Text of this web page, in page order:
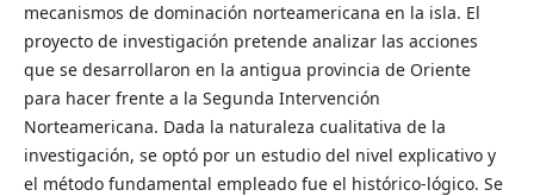
mecanismos de dominación norteamericana en la isla. El
proyecto de investigación pretende analizar las acciones
que se desarrollaron en la antigua provincia de Oriente
para hacer frente a la Segunda Intervención
Norteamericana. Dada la naturaleza cualitativa de la
investigación, se optó por un estudio del nivel explicativo y
el método fundamental empleado fue el histórico-lógico. Se